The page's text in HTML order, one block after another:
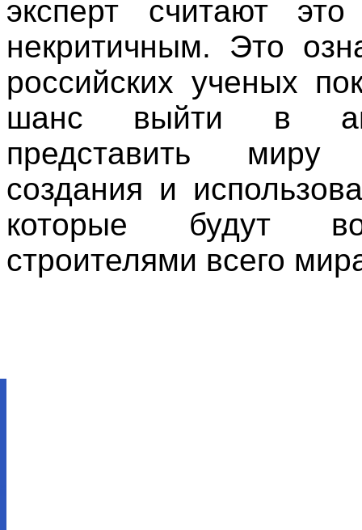
эксперт считают это
некритичным. Это
российских ученых
шанс выйти в
представить миру
создания и
которые будут
строителями всего